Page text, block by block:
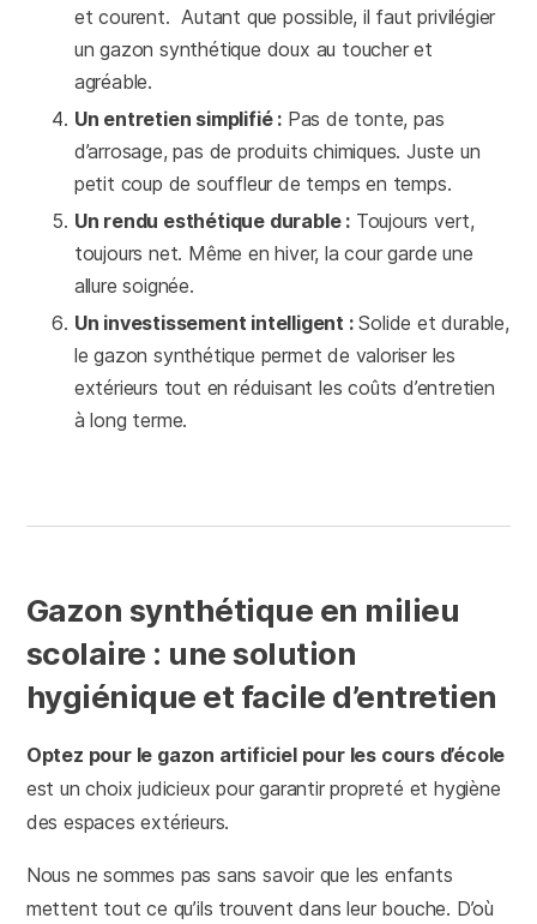
et courent. Autant que possible, il faut privilégier
un gazon synthétique doux au toucher et
agréable.
Un entretien simplifié : Pas de tonte, pas
d’arrosage, pas de produits chimiques. Juste un
petit coup de souffleur de temps en temps.
Un rendu esthétique durable : Toujours vert,
toujours net. Même en hiver, la cour garde une
allure soignée.
Un investissement intelligent :Solide et durable,
le gazon synthétique permet de valoriser les
extérieurs tout en réduisant les coûts d’entretien
à long terme.
Gazon synthétique en milieu
scolaire : une solution
hygiénique et facile d’entretien
Optez pour le gazon artificiel pour les cours d’école
est un choix judicieux pour garantir propreté et hygiène
des espaces extérieurs.
Nous ne sommes pas sans savoir que les enfants
mettent tout ce qu’ils trouvent dans leur bouche. D’où